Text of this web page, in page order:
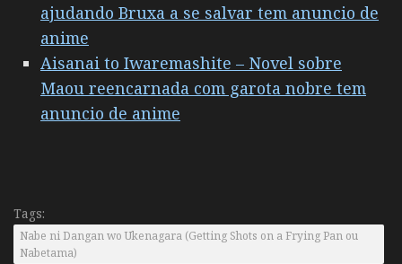
ajudando Bruxa a se salvar tem anuncio de
anime
Aisanai to Iwaremashite – Novel sobre
Maou reencarnada com garota nobre tem
anuncio de anime
Tags:
Nabe ni Dangan wo Ukenagara (Getting Shots on a Frying Pan ou
Nabetama)